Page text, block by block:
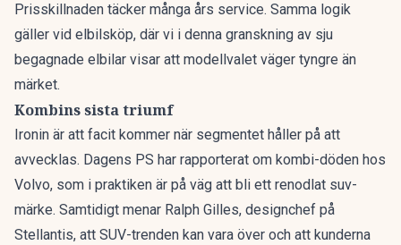
Prisskillnaden täcker många års service. Samma logik
gäller vid elbilsköp, där vi i denna granskning av sju
begagnade elbilar visar att modellvalet väger tyngre än
märket.
Kombins sista triumf
Ironin är att facit kommer när segmentet håller på att
avvecklas. Dagens PS har rapporterat om kombi-döden hos
Volvo, som i praktiken är på väg att bli ett renodlat suv-
märke. Samtidigt menar Ralph Gilles, designchef på
Stellantis, att SUV-trenden kan vara över och att kunderna